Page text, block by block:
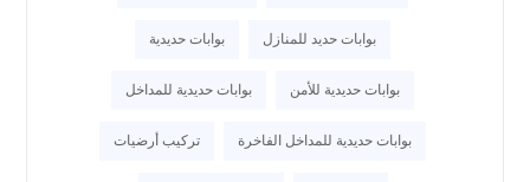
بوابات حديد للمنازل بوابات حديدية
بوابات حديدية للأمن بوابات حديدية للمداخل
بوابات حديدية للمداخل الفاخرة تركيب أرضيات